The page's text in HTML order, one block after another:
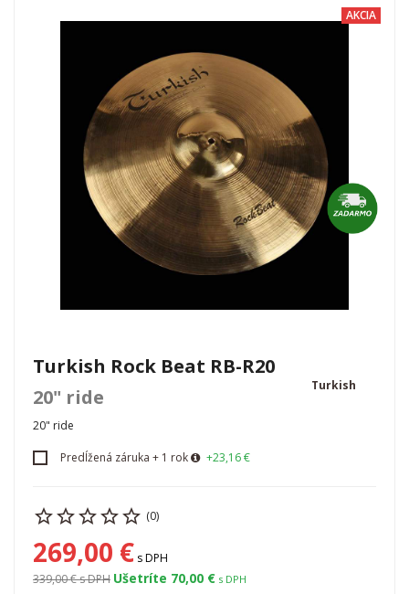
AKCIA
Turkish Rock Beat RB-R20
20" ride
Turkish
20" ride
Predĺžená záruka + 1 rok +23,16 €
(0)
269,00 € s DPH
339,00 €s DPH Ušetríte 70,00 € s DPH